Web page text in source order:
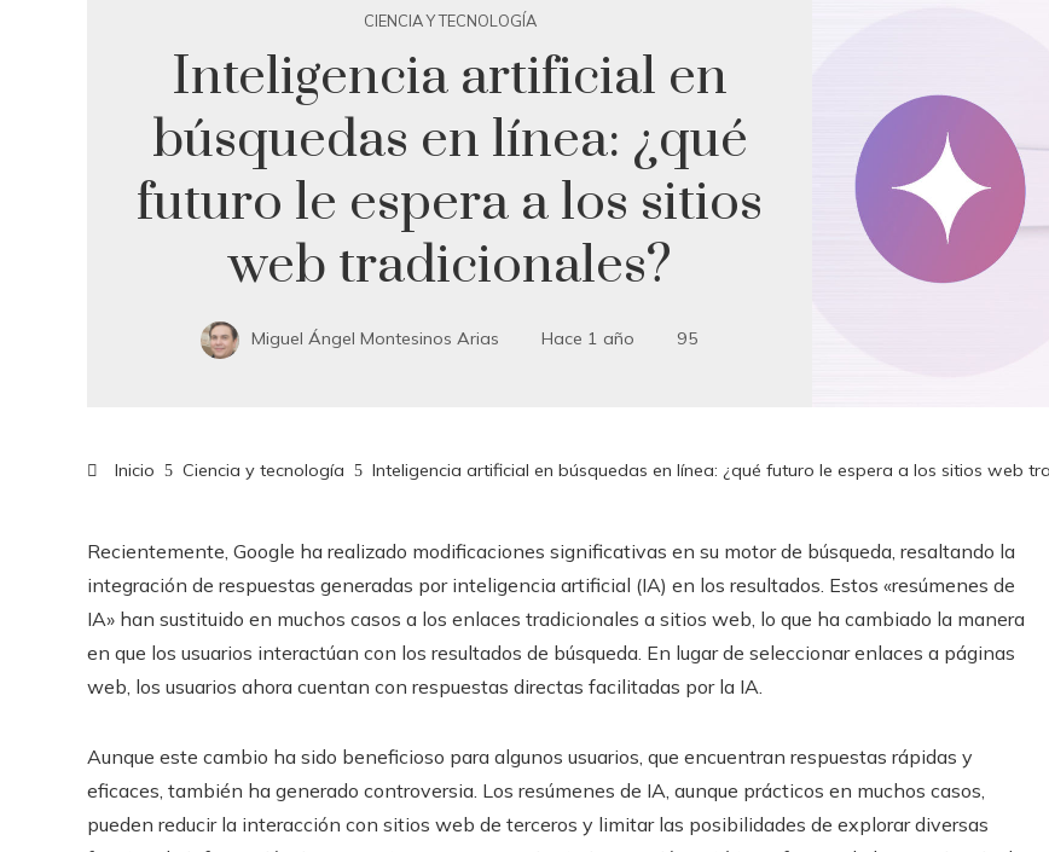
CIENCIA Y TECNOLOGÍA
Inteligencia artificial en
búsquedas en línea: ¿qué
futuro le espera a los sitios
web tradicionales?
Miguel Ángel Montesinos Arias Hace 1 año 95
Inicio Ciencia y tecnología Inteligencia artificial en búsquedas en línea: ¿qué futuro le espera a los sitios web
Recientemente, Google ha realizado modificaciones significativas en su motor de búsqueda, resaltando la
integración de respuestas generadas por inteligencia artificial (IA) en los resultados. Estos «resúmenes de
IA» han sustituido en muchos casos a los enlaces tradicionales a sitios web, lo que ha cambiado la manera
en que los usuarios interactúan con los resultados de búsqueda. En lugar de seleccionar enlaces a páginas
web, los usuarios ahora cuentan con respuestas directas facilitadas por la IA.
Aunque este cambio ha sido beneficioso para algunos usuarios, que encuentran respuestas rápidas y
eficaces, también ha generado controversia. Los resúmenes de IA, aunque prácticos en muchos casos,
pueden reducir la interacción con sitios web de terceros y limitar las posibilidades de explorar diversas